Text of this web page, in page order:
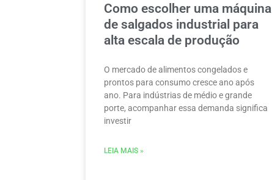
Como escolher uma máquina
de salgados industrial para
alta escala de produção
O mercado de alimentos congelados e
prontos para consumo cresce ano após
ano. Para indústrias de médio e grande
porte, acompanhar essa demanda significa
investir
LEIA MAIS »